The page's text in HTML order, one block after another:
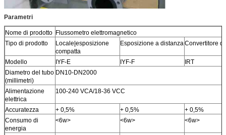
Parametri
Nome di prodotto Flussometro elettromagnetico
Tipo di prodotto
Locale|esposizione
compatta
Esposizione a distanzaConvertitore
Modello IYF-E IYF-F
IRT
Diametro del tubo
(millimetri)
DN10-DN2000
Alimentazione
elettrica
100-240 VCA/18-36 VCC
Accuratezza + 0,5% + 0,5%
+ 0,5%
Consumo di
energia
<6w> <6w> <6w>